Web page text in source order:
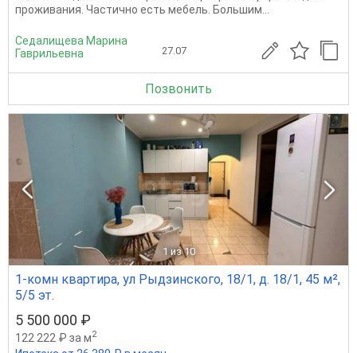
проживания. Частично есть мебель. Большим...
Седалищева Марина
Гаврильевна
27.07
Позвонить
1 из 10
1-комн квартира, ул Рыдзинского, 18/1, д. 18/1, 45 м²,
5/5 эт.
5 500 000 ₽
122 222 ₽ за м2